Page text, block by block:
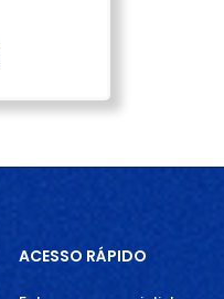
ACESSO RÁPIDO